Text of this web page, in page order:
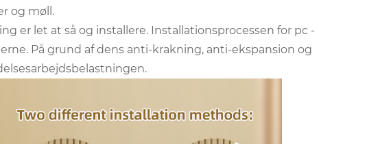
og møll.
er let at så og installere. Installationsprocessen for pc -
På grund af dens anti-krakning, anti-ekspansion og